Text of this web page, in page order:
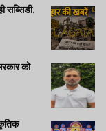
सब्सिडी,
को